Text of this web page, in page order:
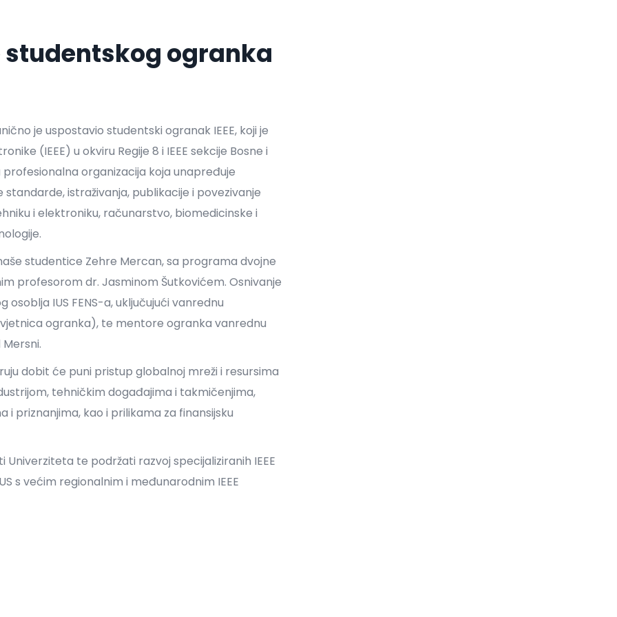
ogranka
je uspostavio studentski ogranak IEEE, koji je
(IEEE) u okviru Regije 8 i IEEE sekcije Bosne i
organizacija koja unapređuje
istraživanja, publikacije i povezivanje
i elektroniku, računarstvo, biomedicinske i
studentice Zehre Mercan, sa programa dvojne
profesorom dr. Jasminom Šutkovićem. Osnivanje
IUS FENS-a, uključujući vanrednu
ogranka), te mentore ogranka vanrednu
dobit će puni pristup globalnoj mreži i resursima
tehničkim događajima i takmičenjima,
priznanjima, kao i prilikama za finansijsku
Univerziteta te podržati razvoj specijaliziranih IEEE
s većim regionalnim i međunarodnim IEEE